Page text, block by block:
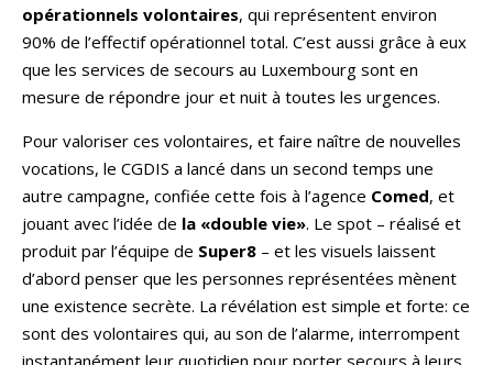
opérationnels volontaires, qui représentent environ
90% de l’effectif opérationnel total. C’est aussi grâce à eux
que les services de secours au Luxembourg sont en
mesure de répondre jour et nuit à toutes les urgences.
Pour valoriser ces volontaires, et faire naître de nouvelles
vocations, le CGDIS a lancé dans un second temps une
autre campagne, confiée cette fois à l’agence Comed, et
jouant avec l’idée de la «double vie». Le spot – réalisé et
produit par l’équipe de Super8 – et les visuels laissent
d’abord penser que les personnes représentées mènent
une existence secrète. La révélation est simple et forte: ce
sont des volontaires qui, au son de l’alarme, interrompent